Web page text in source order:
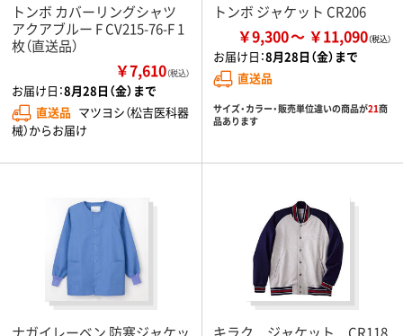
トンボ カバーリングシャツ
アクアブルー F CV215-76-F 1
枚（直送品）
￥7,610（税込）
お届け日：8月28日（金）まで
直送品 マツヨシ（松吉医科器
械）からお届け
トンボ ジャケット CR206
￥9,300 ￥11,090
お届け日：8月28日（金）まで
直送品
サイズ・カラー・販売単位違いの商品が21商
品あります
ナガイレーベン 防寒ジャケッ
キラク ジャケット CR118